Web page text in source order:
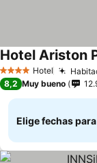
4 EstrellasHotel
Hotel Ariston
8,2 Muy bueno
Elige fechas